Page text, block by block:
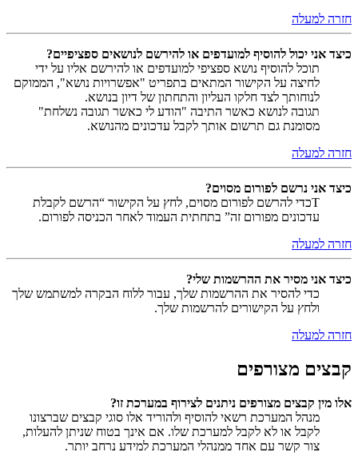
חזרה למעלה
כיצד אני יכול להוסיף למועדפים או להירשם לנושאים ספציפיים?
תוכל להוסיף נושא ספציפי למועדפים או להירשם אליו על ידי
לחיצה על הקישור המתאים בתפריט "אפשרויות נושא", הממוקם
לנוחותך לצד חלקו העליון והתחתון של דיון בנושא.
תגובה לנושא כאשר התיבה "הודע לי כאשר תגובה נשלחת"
מסומנת גם תרשום אותך לקבל עדכונים מהנושא.
חזרה למעלה
כיצד אני נרשם לפורום מסוים?
Tכדי להרשם לפורום מסוים, לחץ על הקישור “הרשם לקבלת
עדכונים מפורום זה” בתחתית העמוד לאחר הכניסה לפורום.
חזרה למעלה
כיצד אני מסיר את ההרשמות שלי?
כדי להסיר את ההרשמות שלך, עבור ללוח הבקרה למשתמש שלך
ולחץ על הקישורים להרשמות שלך.
חזרה למעלה
קבצים מצורפים
אלו מין קבצים מצורפים ניתנים לצירוף במערכת זו?
מנהל המערכת רשאי להוסיף ולהוריד אלו סוגי קבצים שברצונו
לקבל או לא לקבל למערכת שלו. אם אינך בטוח שניתן להעלות,
צור קשר עם אחד ממנהלי המערכת למידע נרחב יותר.